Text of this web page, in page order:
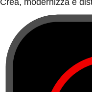
Crea, modernizza e